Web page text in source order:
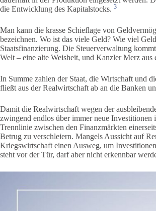
die Entwicklung des Kapitalstocks. 3
Man kann die krasse Schieflage von
bezeichnen. Wo ist das viele Geld? Wie viel
Staatsfinanzierung. Die Steuerverwaltung
Welt – eine alte Weisheit, und Kanzler Merz
In Summe zahlen der Staat, die Wirtschaft und
fließt aus der Realwirtschaft ab an die Banken
Damit die Realwirtschaft wegen der
zwingend endlos über immer neue
Trennlinie zwischen den Finanzmärkten
Betrug zu verschleiern. Mangels Aussicht auf
Kriegswirtschaft einen Ausweg, um
steht vor der Tür, darf aber nicht erkennbar